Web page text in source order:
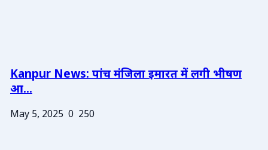
Kanpur News: पांच मंजिला इमारत में लगी भीषण
आ...
May 5, 2025 0 250